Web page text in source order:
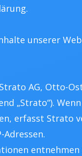
unserer
AG, Otto-
„Strato“).
erfasst Strato
Adressen.
entnehmen